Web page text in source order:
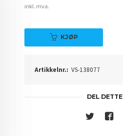
inkl. mva.
KJØP
Artikkelnr.: VS-138077
DEL DETTE